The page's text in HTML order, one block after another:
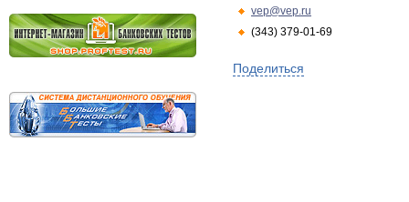
vep@vep.ru
(343) 379-01-69
Поделиться